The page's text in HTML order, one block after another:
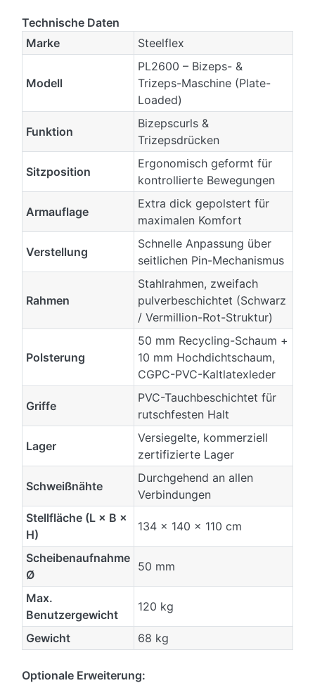
Technische Daten
Marke
Steelflex
Modell
PL2600 – Bizeps- &
Trizeps-Maschine (Plate-
Loaded)
Funktion
Bizepscurls &
Trizepsdrücken
Sitzposition
Ergonomisch geformt für
kontrollierte Bewegungen
Armauflage
Extra dick gepolstert für
maximalen Komfort
Verstellung
Schnelle Anpassung über
seitlichen Pin-Mechanismus
Rahmen
Stahlrahmen, zweifach
pulverbeschichtet (Schwarz
/ Vermillion-Rot-Struktur)
Polsterung
50 mm Recycling-Schaum +
10 mm Hochdichtschaum,
CGPC-PVC-Kaltlatexleder
Griffe
PVC-Tauchbeschichtet für
rutschfesten Halt
Lager
Versiegelte, kommerziell
zertifizierte Lager
Schweißnähte
Durchgehend an allen
Verbindungen
Stellfläche (L × B ×
H)
134 × 140 × 110 cm
Scheibenaufnahme
Ø
50 mm
Max.
Benutzergewicht
120 kg
Gewicht 68 kg
Optionale Erweiterung: